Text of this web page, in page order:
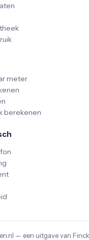
meter
berekenen
— een uitgave van